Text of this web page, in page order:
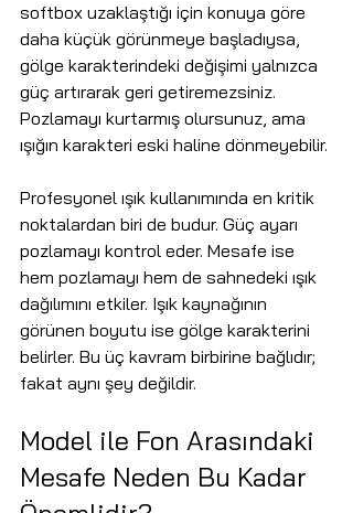
softbox uzaklaştığı için konuya göre
daha küçük görünmeye başladıysa,
gölge karakterindeki değişimi yalnızca
güç artırarak geri getiremezsiniz.
Pozlamayı kurtarmış olursunuz, ama
ışığın karakteri eski haline dönmeyebilir.
Profesyonel ışık kullanımında en kritik
noktalardan biri de budur. Güç ayarı
pozlamayı kontrol eder. Mesafe ise
hem pozlamayı hem de sahnedeki ışık
dağılımını etkiler. Işık kaynağının
görünen boyutu ise gölge karakterini
belirler. Bu üç kavram birbirine bağlıdır;
fakat aynı şey değildir.
Model ile Fon Arasındaki
Mesafe Neden Bu Kadar